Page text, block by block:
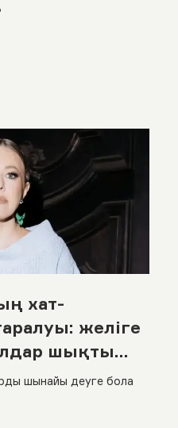
хат-
желіге
шықты
өзі не дейді?
шынайы деуге бола